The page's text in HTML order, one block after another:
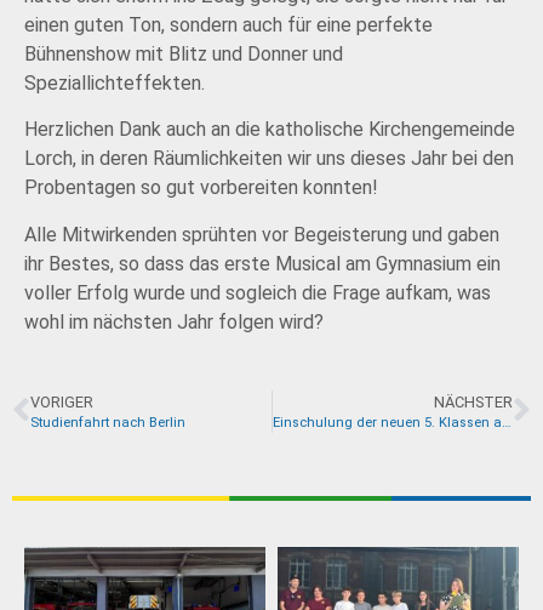
einen guten Ton, sondern auch für eine perfekte
Bühnenshow mit Blitz und Donner und
Speziallichteffekten.
Herzlichen Dank auch an die katholische Kirchengemeinde
Lorch, in deren Räumlichkeiten wir uns dieses Jahr bei den
Probentagen so gut vorbereiten konnten!
Alle Mitwirkenden sprühten vor Begeisterung und gaben
ihr Bestes, so dass das erste Musical am Gymnasium ein
voller Erfolg wurde und sogleich die Frage aufkam, was
wohl im nächsten Jahr folgen wird?
VORIGER
Studienfahrt nach Berlin
NÄCHSTER
Einschulung der neuen 5. Klassen am Gymnasium Friedrich II. in Lorch